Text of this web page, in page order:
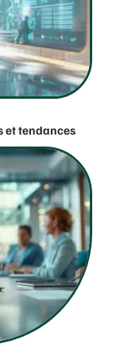
et tendances